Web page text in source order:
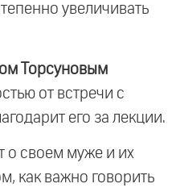
увеличивать
Торсуновым
от встречи с
его за лекции.
о своем муже и их
как важно говорить